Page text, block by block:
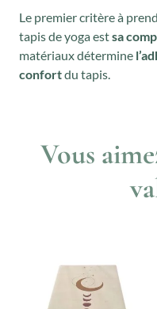
Le premier critère à
tapis de yoga estsa
matériaux détermine
confortdu tapis.
Vous